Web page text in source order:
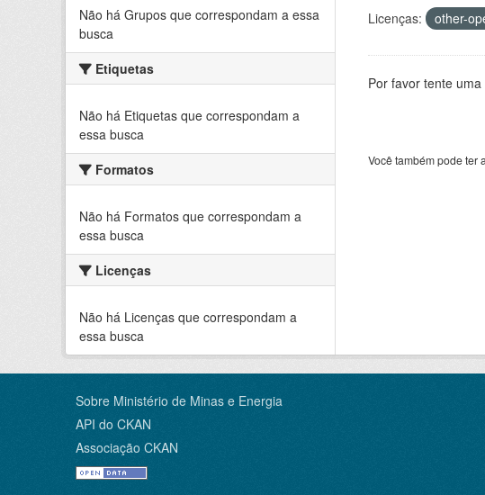
Não há Grupos que correspondam a essa
busca
Etiquetas
Não há Etiquetas que correspondam a
essa busca
Formatos
Não há Formatos que correspondam a
essa busca
Licenças
Não há Licenças que correspondam a
essa busca
Licenças: other-
Por favor tente
Você também pode ter
Sobre Ministério de Minas e Energia
API do CKAN
Associação CKAN